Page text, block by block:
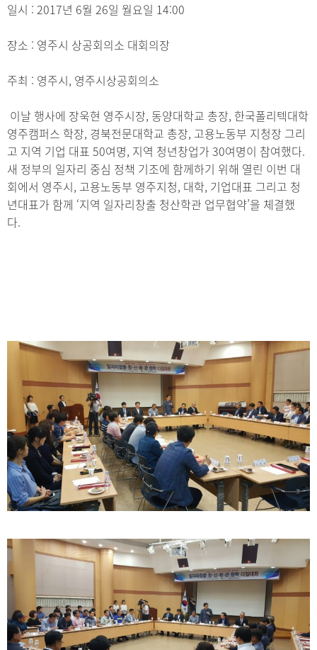
일시 : 2017년 6월 26일 월요일 14:00
장소 : 영주시 상공회의소 대회의장
주최 : 영주시, 영주시상공회의소
이날 행사에 장욱현 영주시장, 동양대학교 총장, 한국폴리텍대학
영주캠퍼스 학장, 경북전문대학교 총장, 고용노동부 지청장 그리
고 지역 기업 대표 50여명, 지역 청년창업가 30여명이 참여했다.
새 정부의 일자리 중심 정책 기조에 함께하기 위해 열린 이번 대
회에서 영주시, 고용노동부 영주지청, 대학, 기업대표 그리고 청
년대표가 함께 ‘지역 일자리창출 청산학관 업무협약’을 체결했
다.